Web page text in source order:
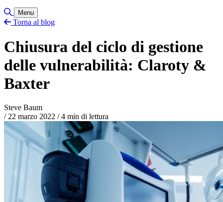
Attiva/disattiva ricerca
Menu
Torna al blog
Chiusura del ciclo di gestione
delle vulnerabilità: Claroty &
Baxter
Steve Baum
/ 22 marzo 2022 /4 min di lettura